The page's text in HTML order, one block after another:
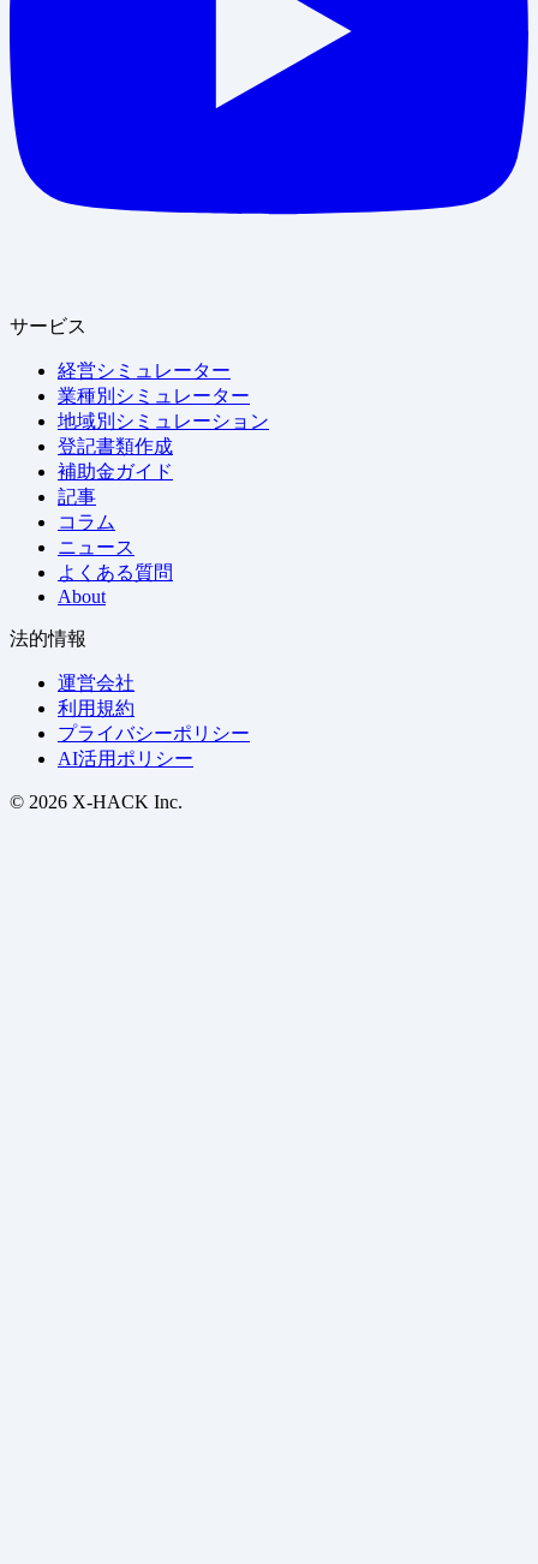
サービス
経営シミュレーター
業種別シミュレーター
地域別シミュレーション
登記書類作成
補助金ガイド
記事
コラム
ニュース
よくある質問
About
法的情報
運営会社
利用規約
プライバシーポリシー
AI活用ポリシー
© 2026 X-HACK Inc.